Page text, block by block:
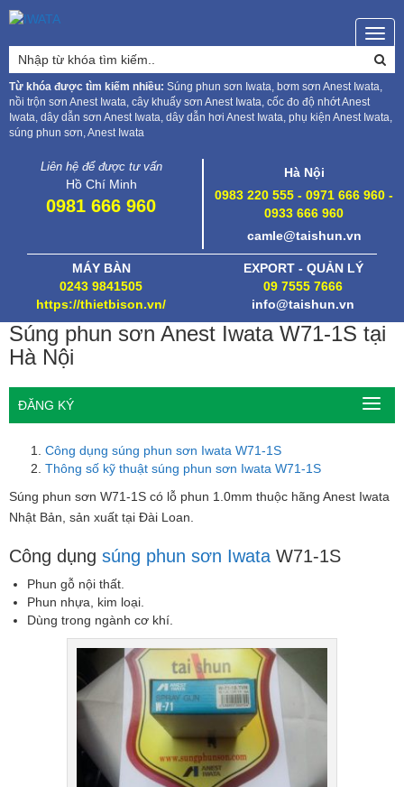
Từ khóa được tìm kiếm nhiều: Súng phun sơn Iwata, bơm sơn Anest Iwata,
nồi trộn sơn Anest Iwata, cây khuấy sơn Anest Iwata, cốc đo độ nhớt Anest
Iwata, dây dẫn sơn Anest Iwata, dây dẫn hơi Anest Iwata, phụ kiện Anest Iwata,
súng phun sơn, Anest Iwata
Liên hệ để được tư vấn
Hồ Chí Minh
0981 666 960
Hà Nội
0983 220 555 - 0971 666 960 -
0933 666 960
camle@taishun.vn
MÁY BÀN
0243 9841505
https://thietbison.vn/
EXPORT - QUẢN LÝ
09 7555 7666
info@taishun.vn
Súng phun sơn Anest Iwata W71-1S tại
Hà Nội
ĐĂNG KÝ
Công dụng súng phun sơn Iwata W71-1S
Thông số kỹ thuật súng phun sơn Iwata W71-1S
Súng phun sơn W71-1S có lỗ phun 1.0mm thuộc hãng Anest Iwata
Nhật Bản, sản xuất tại Đài Loan.
Công dụng súng phun sơn Iwata W71-1S
Phun gỗ nội thất.
Phun nhựa, kim loại.
Dùng trong ngành cơ khí.